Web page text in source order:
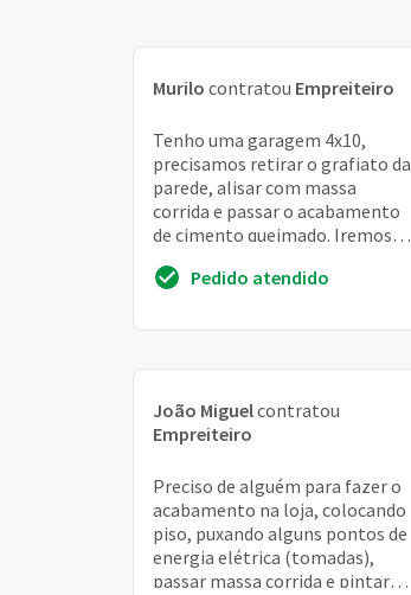
Murilo contratou Empreiteiro
Tenho uma garagem 4x10,
precisamos retirar o grafiato da
parede, alisar com massa
corrida e passar o acabamento
de cimento queimado. Iremos
alguns pontos de tomad...
Pedido atendido
João Miguelcontratou
Empreiteiro
Preciso de alguém para fazer o
acabamento na loja, colocando
piso, puxando alguns pontos de
energia elétrica (tomadas),
passar massa corrida e pintar